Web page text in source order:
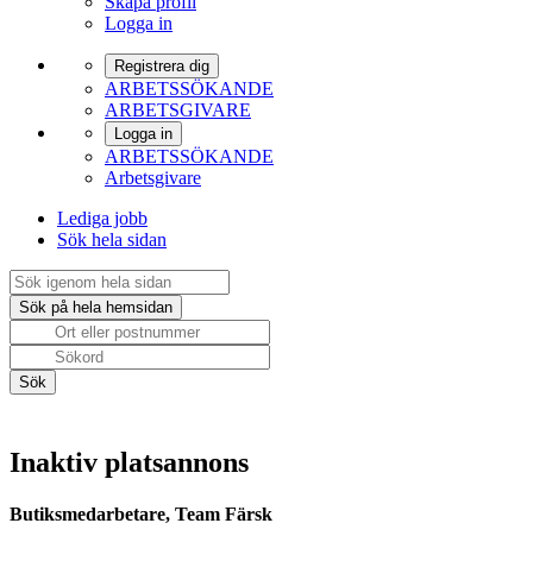
Logga in
Registrera dig
ARBETSSÖKANDE
ARBETSGIVARE
Logga in
ARBETSSÖKANDE
Arbetsgivare
Lediga jobb
Sök hela sidan
Inaktiv platsannons
Butiksmedarbetare, Team Färsk